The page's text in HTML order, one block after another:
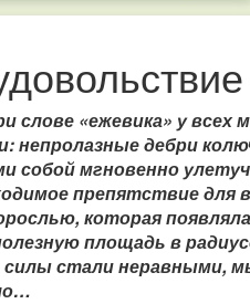
слове «ежевика» у всех
непролазные дебри
собой мгновенно
препятствие
которая
площадь в
стали неравными,